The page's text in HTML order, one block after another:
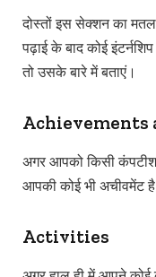
दोस्तों इस सेक्शन का
पढ़ाई के बाद कोई
तो उसके बारे में बताएं।
Achievements
अगर आपको किसी
आपकी कोई भी अचीवमेंट
Activities